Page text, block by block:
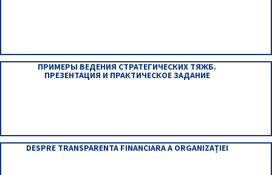
ПРИМЕРЫ ВЕДЕНИЯ СТРАТЕГИЧЕСКИХ ТЯЖБ.
ПРЕЗЕНТАЦИЯ И ПРАКТИЧЕСКОЕ ЗАДАНИЕ
DESPRE TRANSPARENTA FINANCIARA A ORGANIZAȚIEI